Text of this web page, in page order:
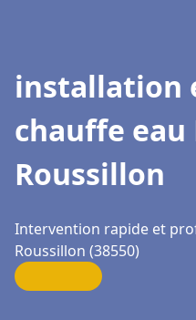
installation
chauffe eau
Roussillon
Intervention rapide et
Roussillon (38550)